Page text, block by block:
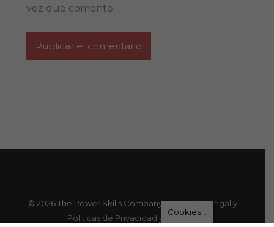
vez que comente.
© 2026 The Power Skills Company, S.L. -Aviso Legal y
Políticas de Privacidad y Cookies
Cookies...